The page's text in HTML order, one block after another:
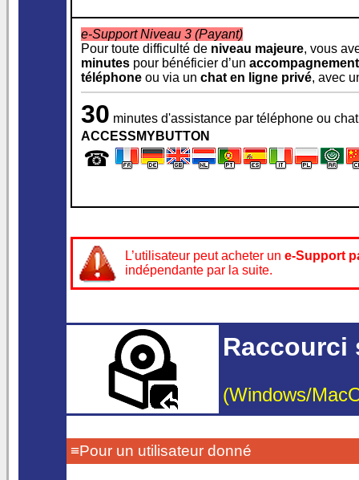
e-Support Niveau 3 (Payant)
Pour toute difficulté de niveau majeure, vous
minutes pour bénéficier d’un
téléphone ou via un chat en ligne privé, avec
30 minutes d'assistance par téléphone ou
ACCESSMYBUTTON
☎
L’utilisateur peut acheter un e‑Support
indépendante par la suite.
Raccourci
(Windows/
≡Pour un utilisateur donné